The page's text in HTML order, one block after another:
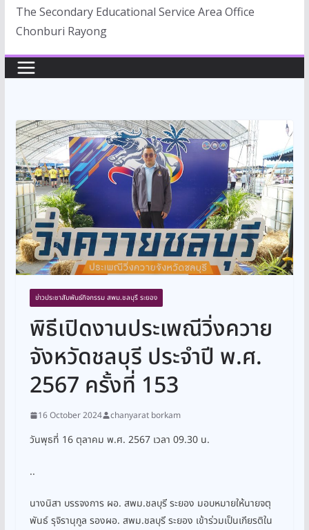
The Secondary Educational Service Area Office
Chonburi Rayong
ข่าวประชาสัมพันธ์กิจกรรม สพม.ชลบุรี ระยอง
พิธีเปิดงานประเพณีวิ่งควาย
จังหวัดชลบุรี ประจำปี พ.ศ.
2567 ครั้งที่ 153
16 October 2024 chanyarat borkam
วันพุธที่ 16 ตุลาคม พ.ศ. 2567 เวลา 09.30 น.
..
นางนิสา บรรจงการ ผอ. สพม.ชลบุรี ระยอง มอบหมายให้นายจตุ
พันธ์ รุจิรานุกูล รองผอ. สพม.ชลบุรี ระยอง เข้าร่วมเป็นเกียรติใน